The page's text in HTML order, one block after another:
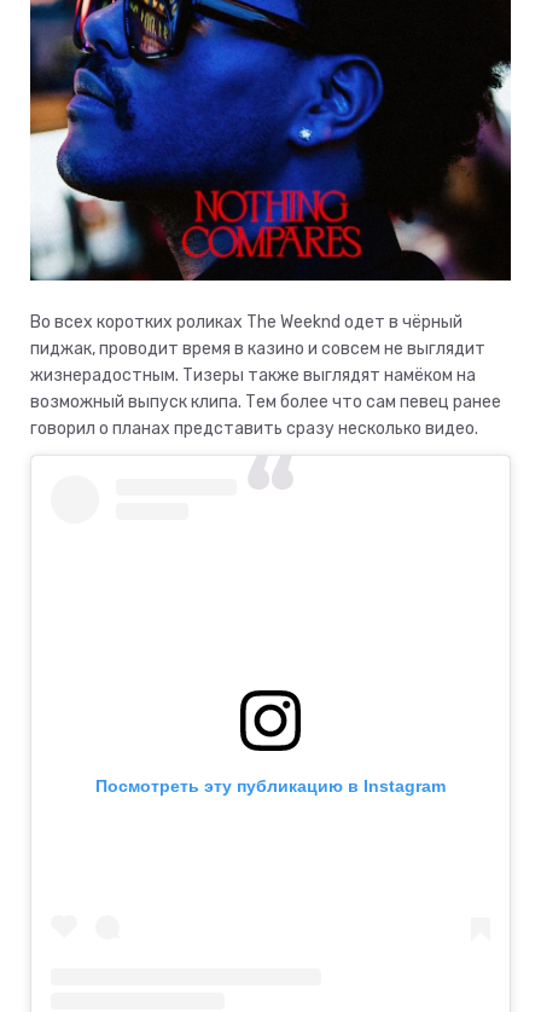
Во всех коротких роликах The Weeknd одет в чёрный
пиджак, проводит время в казино и совсем не выглядит
жизнерадостным. Тизеры также выглядят намёком на
возможный выпуск клипа. Тем более что сам певец ранее
говорил о планах представить сразу несколько видео.
Посмотреть эту публикацию в Instagram